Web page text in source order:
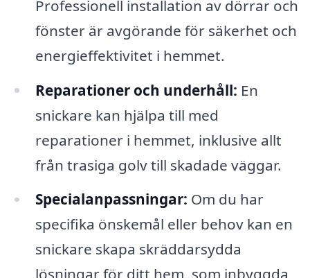
Professionell installation av dörrar och
fönster är avgörande för säkerhet och
energieffektivitet i hemmet.
Reparationer och underhåll: En
snickare kan hjälpa till med
reparationer i hemmet, inklusive allt
från trasiga golv till skadade väggar.
Specialanpassningar: Om du har
specifika önskemål eller behov kan en
snickare skapa skräddarsydda